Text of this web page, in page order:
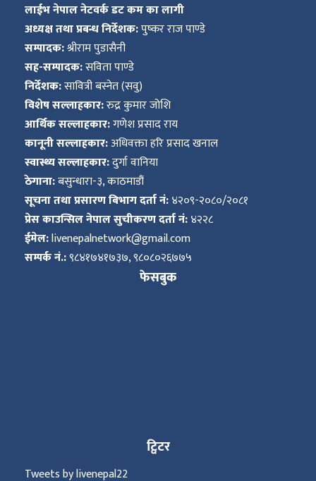
लाईभ नेपाल नेटवर्क डट कम का लागी
अध्यक्ष तथा प्रबन्ध निर्देशक:पुष्कर राज पाण्डे
सम्पादक:श्रीराम पुडासैनी
सह-सम्पादक:सविता पाण्डे
निर्देशक:सावित्री बस्नेत (सवु)
विशेष सल्लाहकार:रुद्र कुमार जोशि
आर्थिक सल्लाहकार:गणेश प्रसाद राय
कानूनी सल्लाहकार:अधिवक्ता हरि प्रसाद खनाल
स्वास्थ्य सल्लाहकार:दुर्गा वानिया
ठेगाना:बसुन्धारा-३, काठमाडौं
सूचना तथा प्रसारण बिभाग दर्ता नं:४२०९-२०८०/२०८१
प्रेस काउन्सिल नेपाल सुचीकरण दर्ता नं:४२२८
ईमेल:livenepalnetwork@gmail.com
सम्पर्क नं.:९८४१७४१७३७, ९८०८०२६७७५
फेसबुक
ट्विटर
Tweets by livenepal22